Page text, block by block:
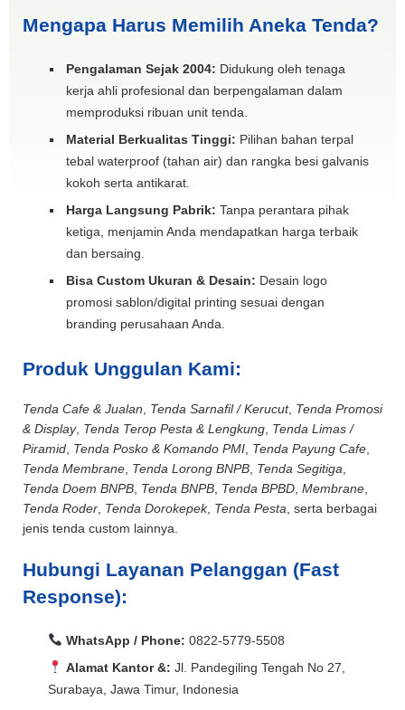
Mengapa Harus Memilih Aneka Tenda?
Pengalaman Sejak 2004: Didukung oleh tenaga
kerja ahli profesional dan berpengalaman dalam
memproduksi ribuan unit tenda.
Material Berkualitas Tinggi: Pilihan bahan terpal
tebal waterproof (tahan air) dan rangka besi galvanis
kokoh serta antikarat.
Harga Langsung Pabrik: Tanpa perantara pihak
ketiga, menjamin Anda mendapatkan harga terbaik
dan bersaing.
Bisa Custom Ukuran & Desain: Desain logo
promosi sablon/digital printing sesuai dengan
branding perusahaan Anda.
Produk Unggulan Kami:
Tenda Cafe & Jualan Tenda Sarnafil / Kerucut, Tenda Promosi
& Display, Tenda Terop Pesta & Lengkung Tenda Limas /
Piramid Tenda Posko & Komando PMI Tenda Payung Cafe
Tenda Membrane Tenda Lorong BNPB Tenda Segitiga
Tenda Doem BNPB Tenda BNPB Tenda BPBD Membrane
Tenda Roder Tenda Dorokepek, Tenda Pesta , serta berbagai
jenis tenda custom lainnya.
Hubungi Layanan Pelanggan (Fast
Response):
WhatsApp / Phone: 0822-5779-5508
Alamat Kantor &: Jl. Pandegiling Tengah No 27,
Surabaya, Jawa Timur, Indonesia